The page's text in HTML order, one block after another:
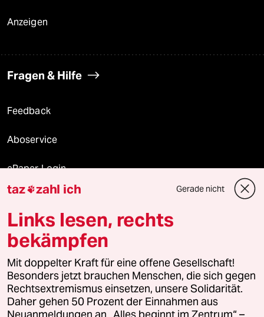
Anzeigen
Fragen & Hilfe
Feedback
Aboservice
ePaper Login
Downloads für Abonnierende
© 2026 taz Verlags und Vertriebs GmbH
Alle Rechte vorbehalten. Bei rechtlichen Fragen oder für Genehmigungen
wenden Sie sich bitte an lizenzen@taz.de
Feedback Redaktionsstatut Kommune-Richtlinien
taz zahl ich Gerade nicht
Links lesen, rechts
bekämpfen
Mit doppelter Kraft für eine offene Gesellschaft!
Besonders jetzt brauchen Menschen, die sich gegen
Rechtsextremismus einsetzen, unsere Solidarität.
Daher gehen 50 Prozent der Einnahmen aus